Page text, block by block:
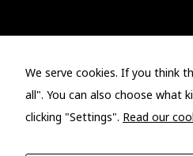
Student
We serve cookies. If you think
all". You can also choose what
clicking "Settings". Read our